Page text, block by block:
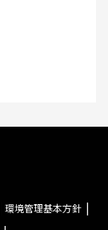
環境管理基本方針